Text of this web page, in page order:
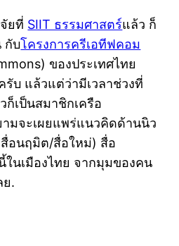
ยที่ SIIT ธรรมศาสตร์แล้ว ก็
กับโครงการครีเอทีฟคอม
ของประเทศไทย
บ แล้วแต่ว่ามีเวลาช่วงที่
ก็เป็นสมาชิกเครือ
มจะเผยแพร่แนวคิดด้านนิว
อนฤมิต/สื่อใหม่) สื่อ
ในเมืองไทย จากมุมของคน
ย.